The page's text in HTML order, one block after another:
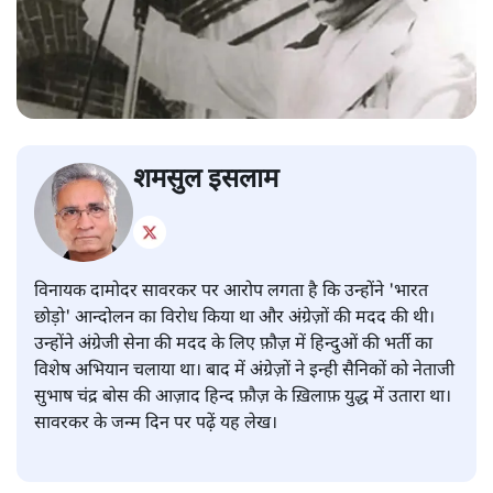
शमसुल इसलाम
विनायक दामोदर सावरकर पर आरोप लगता है कि उन्होंने 'भारत
छोड़ो' आन्दोलन का विरोध किया था और अंग्रेज़ों की मदद की थी।
उन्होंने अंग्रेजी सेना की मदद के लिए फ़ौज़ में हिन्दुओं की भर्ती का
विशेष अभियान चलाया था। बाद में अंग्रेज़ों ने इन्ही सैनिकों को नेताजी
सुभाष चंद्र बोस की आज़ाद हिन्द फ़ौज़ के ख़िलाफ़ युद्ध में उतारा था।
सावरकर के जन्म दिन पर पढ़ें यह लेख।